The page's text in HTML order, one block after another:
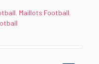
, Maillots Football,